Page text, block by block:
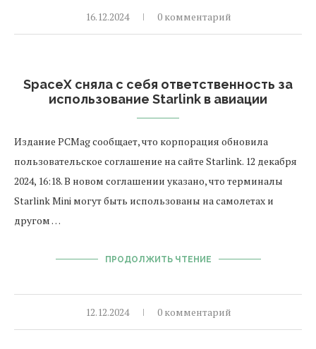
16.12.2024 0 комментарий
SpaceX сняла с себя ответственность за
использование Starlink в авиации
Издание PCMag сообщает, что корпорация обновила
пользовательское соглашение на сайте Starlink. 12 декабря
2024, 16:18. В новом соглашении указано, что терминалы
Starlink Mini могут быть использованы на самолетах и
другом …
ПРОДОЛЖИТЬ ЧТЕНИЕ
12.12.2024 0 комментарий